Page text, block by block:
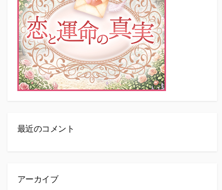
最近のコメント
アーカイブ